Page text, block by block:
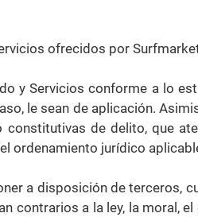
ofrecidos por
y Servicios conforme a lo
le sean de aplicación.
de delito, que
ordenamiento jurídico
a disposición de terceros,
a la ley, la moral,